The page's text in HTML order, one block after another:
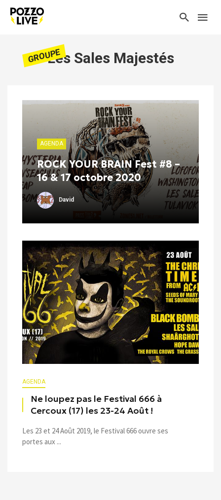
GROUPELes Sales Majestés
AGENDA
ROCK YOUR BRAIN Fest #8 –
16 & 17 octobre 2020
David
AGENDA
Ne loupez pas le Festival 666 à
Cercoux (17) les 23-24 Août !
Les 23 et 24 Août 2019, le Festival 666 ouvre ses
portes aux ...